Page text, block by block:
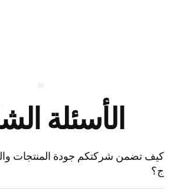
الأسئلة
كيف تضمن شركتكم جودة المنتجات
ج؟